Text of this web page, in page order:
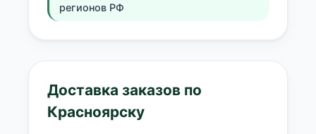
регионов РФ
Доставка заказов по
Красноярску